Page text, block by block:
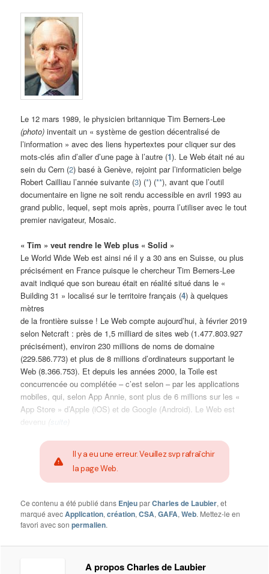
Le 12 mars 1989, le physicien britannique Tim Berners-Lee
(photo) inventait un « système de gestion décentralisé de
l’information » avec des liens hypertextes pour cliquer sur des
mots-clés afin d’aller d’une page à l’autre (1). Le Web était né au
sein du Cern (2) basé à Genève, rejoint par l’informaticien belge
Robert Cailliau l’année suivante (3) (*) (**), avant que l’outil
documentaire en ligne ne soit rendu accessible en avril 1993 au
grand public, lequel, sept mois après, pourra l’utiliser avec le tout
premier navigateur, Mosaic.
« Tim » veut rendre le Web plus « Solid »
Le World Wide Web est ainsi né il y a 30 ans en Suisse, ou plus
précisément en France puisque le chercheur Tim Berners-Lee
avait indiqué que son bureau était en réalité situé dans le «
Building 31 » localisé sur le territoire français (4) à quelques
mètres
de la frontière suisse ! Le Web compte aujourd’hui, à février 2019
selon Netcraft : près de 1,5 milliard de sites web (1.477.803.927
précisément), environ 230 millions de noms de domaine
(229.586.773) et plus de 8 millions d’ordinateurs supportant le
Web (8.366.753). Et depuis les années 2000, la Toile est
concurrencée ou complétée – c’est selon – par les applications
mobiles, qui, selon App Annie, sont plus de 6 millions sur les «
App Store » d’Apple (iOS) et de Google (Android). Le Web est
devenu
suite
Il y a eu une erreur. Veuillez svp rafraîchir
la page Web.
Ce contenu a été publié dans EnjeuparCharles de Laubier, et
marqué avecApplication,création,CSA,GAFA,Web. Mettez-le en
favori avec sonpermalien.
A propos Charles de Laubier